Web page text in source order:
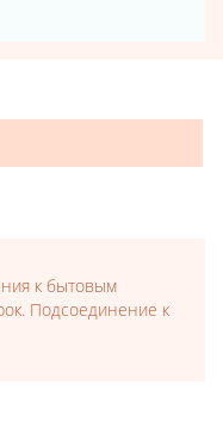
к бытовым
Подсоединение к